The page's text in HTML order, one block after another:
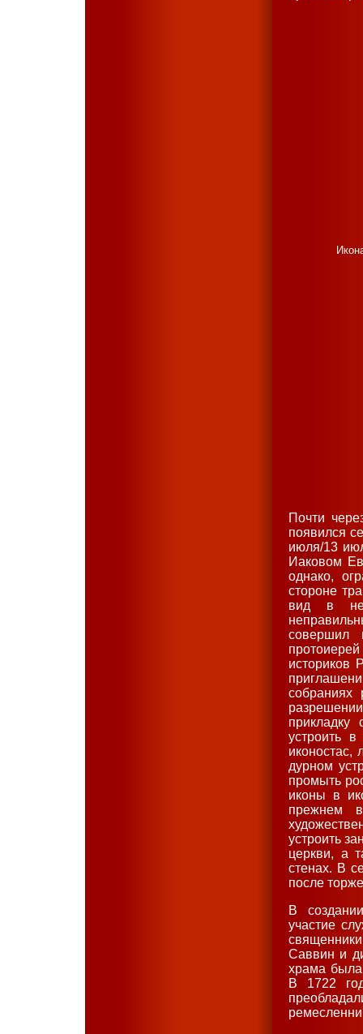
Почти
появился
июля/13
Иаковом
однако,
стороне
вид в
совершил
историков
устроить
дурном
промыть
иконы в
прежнем
устроить
церкви, а
стенах. В
после
В
участие
Саввин и
храма была
В 1722